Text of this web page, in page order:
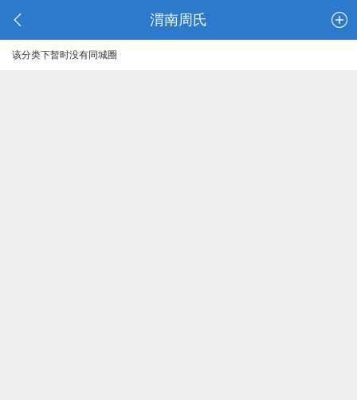
渭南周氏
该分类下暂时没有同城圈